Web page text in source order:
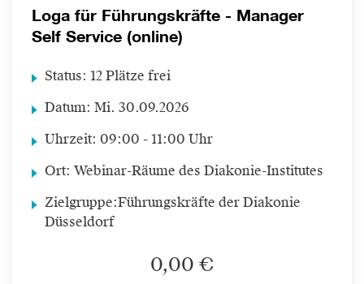
Loga für Führungskräfte - Manager
Self Service (online)
Status: 12 Plätze frei
Datum: Mi. 30.09.2026
Uhrzeit: 09:00 - 11:00 Uhr
Ort: Webinar-Räume des Diakonie-Institutes
Zielgruppe:Führungskräfte der Diakonie
Düsseldorf
0,00 €